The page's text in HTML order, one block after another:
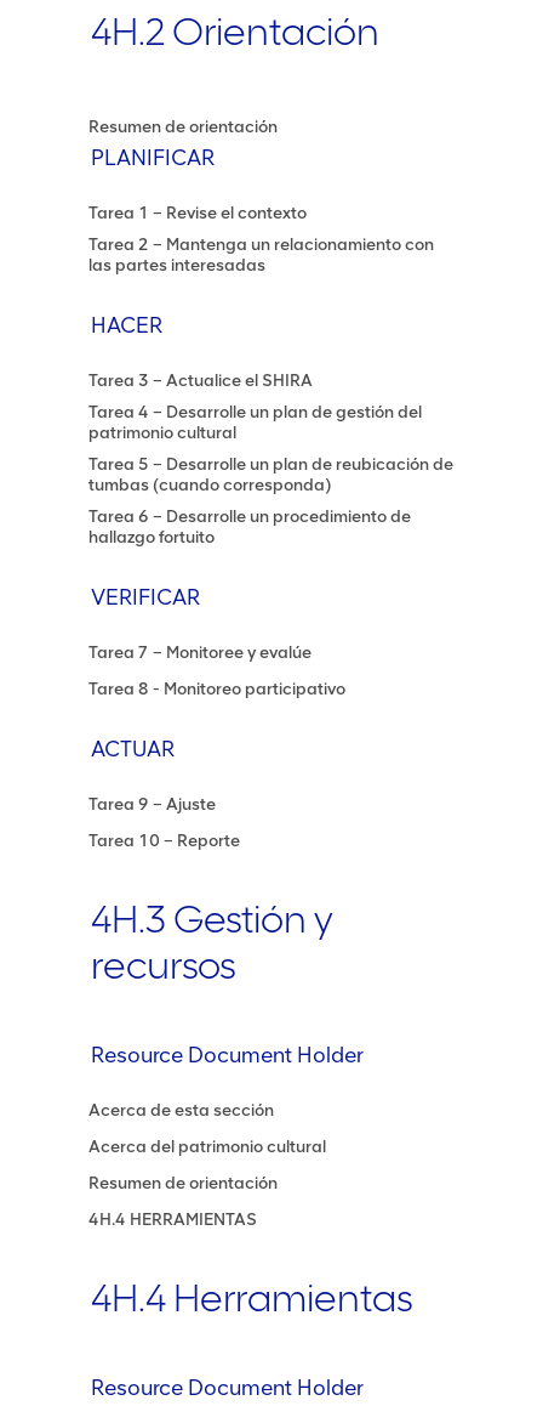
4H.2 Orientación
Resumen de orientación
PLANIFICAR
Tarea 1 – Revise el contexto
Tarea 2 – Mantenga un relacionamiento con
las partes interesadas
HACER
Tarea 3 – Actualice el SHIRA
Tarea 4 – Desarrolle un plan de gestión del
patrimonio cultural
Tarea 5 – Desarrolle un plan de reubicación de
tumbas (cuando corresponda)
Tarea 6 – Desarrolle un procedimiento de
hallazgo fortuito
VERIFICAR
Tarea 7 – Monitoree y evalúe
Tarea 8 - Monitoreo participativo
ACTUAR
Tarea 9 – Ajuste
Tarea 10 – Reporte
4H.3 Gestión y
recursos
Resource Document Holder
Acerca de esta sección
Acerca del patrimonio cultural
Resumen de orientación
4H.4 HERRAMIENTAS
4H.4 Herramientas
Resource Document Holder